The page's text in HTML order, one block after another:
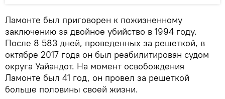
Ламонте был приговорен к пожизненному
заключению за двойное убийство в 1994 году.
После 8 583 дней, проведенных за решеткой, в
октябре 2017 года он был реабилитирован судом
округа Уайандот. На момент освобождения
Ламонте был 41 год, он провел за решеткой
больше половины своей жизни.